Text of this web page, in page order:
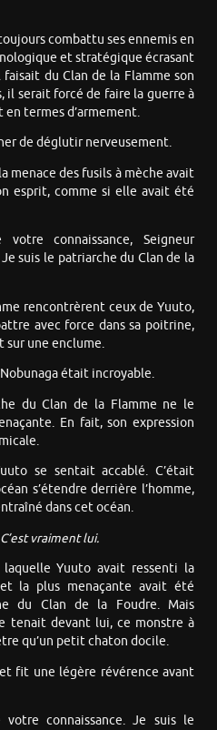
combattu ses ennemis en
et stratégique écrasant
du Clan de la Flamme son
il serait forcé de faire la guerre à
en termes d’armement.
de déglutir nerveusement.
menace des fusils à mèche avait
esprit, comme si elle avait été
connaissance, Seigneur
suis le patriarche du Clan de la
rencontrèrent ceux de Yuuto,
avec force dans sa poitrine,
sur une enclume.
était incroyable.
du Clan de la Flamme ne le
En fait, son expression
se sentait accablé. C’était
s’étendre derrière l’homme,
dans cet océan.
vraiment lui.
laquelle Yuuto avait ressenti la
la plus menaçante avait été
du Clan de la Foudre. Mais
tenait devant lui, ce monstre à
qu’un petit chaton docile.
fit une légère révérence avant
connaissance. Je suis le